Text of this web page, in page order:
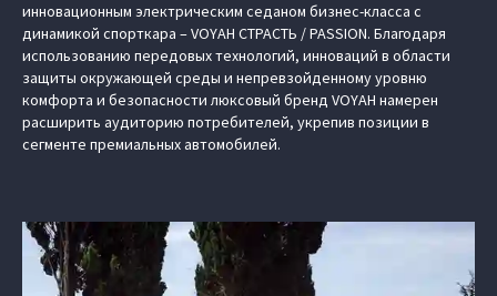
инновационным электрическим седаном бизнес-класса с
динамикой спорткара – VOYAH СТРАСТЬ / PASSION. Благодаря
использованию передовых технологий, инноваций в области
защиты окружающей среды и непревзойденному уровню
комфорта и безопасности люксовый бренд VOYAH намерен
расширить аудиторию потребителей, укрепив позиции в
сегменте премиальных автомобилей.